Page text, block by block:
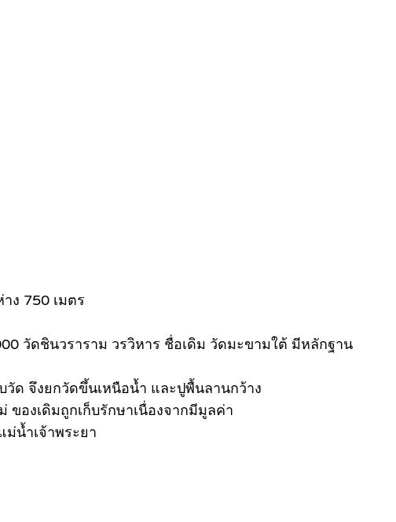
ง 750 เมตร
วัดชินวราราม วรวิหาร ชื่อเดิม วัดมะขามใต้ มีหลักฐาน
วัด จึงยกวัดขึ้นเหนือน้ำ และปูพื้นลานกว้าง
องเดิมถูกเก็บรักษาเนื่องจากมีมูลค่า
ม่น้ำเจ้าพระยา